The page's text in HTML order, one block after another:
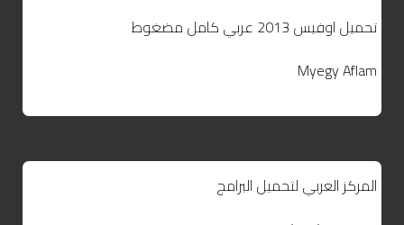
تحميل اوفيس 2013 عربي كامل مضغوط
Myegy Aflam
المركز العربي لتحميل البرامج